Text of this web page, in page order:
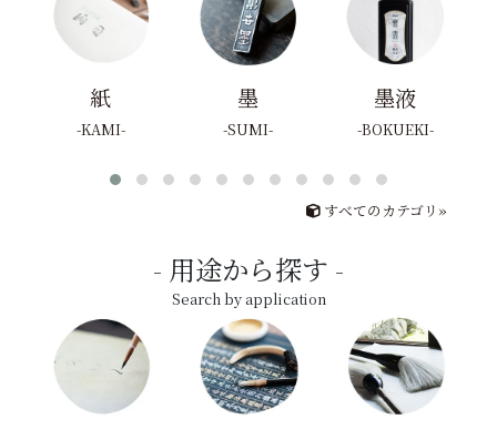
紙
KAMI
墨
SUMI
墨液
BOKUEKI
すべてのカテゴリ»
用途から探す
Search by application